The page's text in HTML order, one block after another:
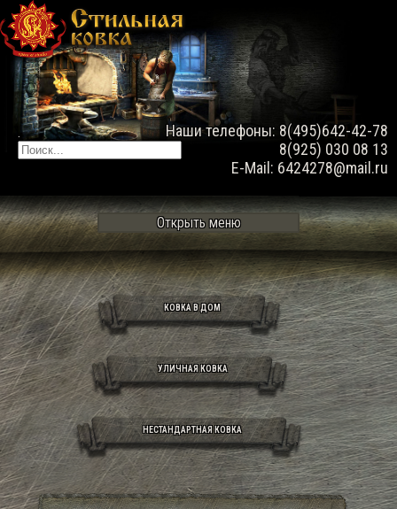
.
Наши телефоны: 8(495)642-42-78
8(925) 030 08 13
E-Mail: 6424278@mail.ru
Открыть меню
КОВКА В ДОМ
УЛИЧНАЯ КОВКА
НЕСТАНДАРТНАЯ КОВКА